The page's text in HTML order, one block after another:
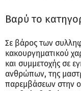
Βαρύ το
Σε βάρος των
κακουργηματικού
και συμμετοχής σε
ανθρώπων, της
παρεμβάσεων στην